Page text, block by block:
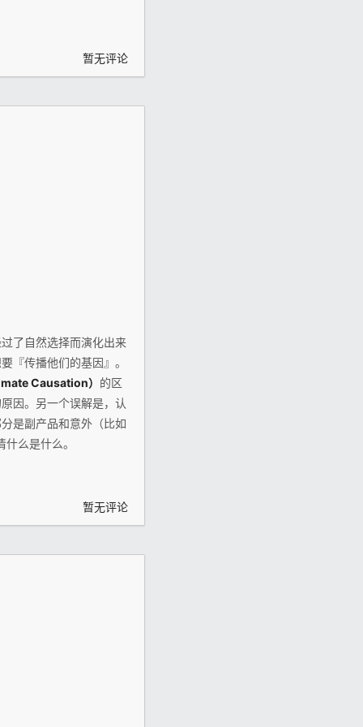
暂无评论
了自然选择而演化出来
『传播他们的基因』。
Causation） 的区
因。另一个误解是，认
是副产品和意外（比如
么是什么。
暂无评论